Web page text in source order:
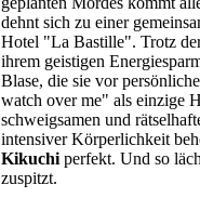
dehnt sich zu einer
Hotel "La Bastille". Trotz
ihrem geistigen
Blase, die sie vor
watch over me" als einzige
schweigsamen und
intensiver Körperlichkeit
Kikuchi perfekt. Und so
zuspitzt.